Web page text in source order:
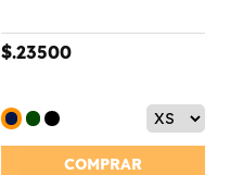
$.23500
COMPRAR